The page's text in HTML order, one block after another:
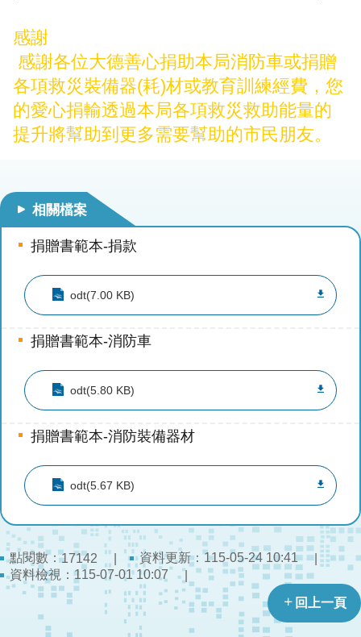
譽
榜
聯
絡
資
訊
關
連
結
陽
光
法
案
專
區
揭
弊
者
保
護
專
區
個
人
資
料
感謝
感謝各位大德善心捐助本局消防車或捐贈
各項救災裝備器(耗)材或教育訓練經費，您
的愛心捐輸透過本局各項救災救助能量的
提升將幫助到更多需要幫助的市民朋友。
相關檔案
捐贈書範本-捐款
odt(7.00 KB)
捐贈書範本-消防車
odt(5.80 KB)
捐贈書範本-消防裝備器材
odt(5.67 KB)
點閱數：17142 資料更新：115-05-24 10:41
資料檢視： 115-07-01 10:07
回上一頁